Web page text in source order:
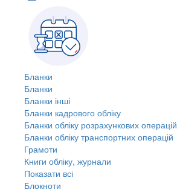
Бланки
Бланки
Бланки інші
Бланки кадрового обліку
Бланки обліку розрахункових операцій
Бланки обліку транспортних операцій
Грамоти
Книги обліку, журнали
Показати всі
Блокноти